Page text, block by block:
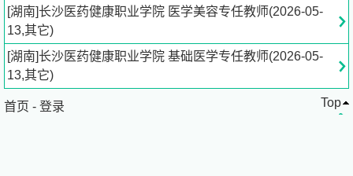
投递简历：
[湖南]长沙医药健康职业学院 医学美容专任教师(2026-05-
13,其它)
[湖南]长沙医药健康职业学院 基础医学专任教师(2026-05-
13,其它)
首页 - 登录 Top